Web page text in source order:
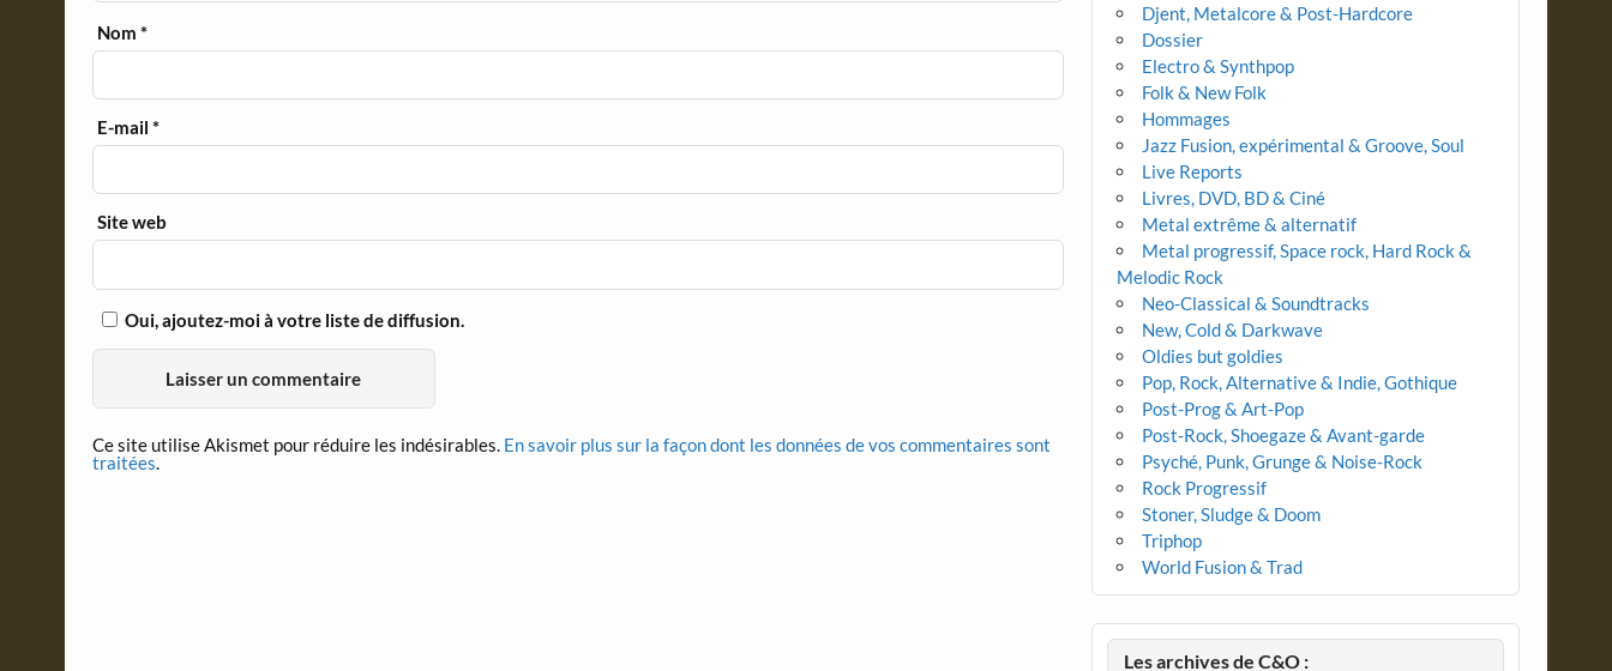
Nom*
E-mail*
Site web
Oui, ajoutez-moi à votre liste de diffusion.
Ce site utilise Akismet pour réduire les indésirables. En savoir plus sur la façon dont les données de vos commentaires sont
traitées.
Djent, Metalcore & Post-Hardcore
Dossier
Electro & Synthpop
Folk & New Folk
Hommages
Jazz Fusion, expérimental & Groove, Soul
Live Reports
Livres, DVD, BD & Ciné
Metal extrême & alternatif
Metal progressif, Space rock, Hard Rock &
Melodic Rock
Neo-Classical & Soundtracks
New, Cold & Darkwave
Oldies but goldies
Pop, Rock, Alternative & Indie, Gothique
Post-Prog & Art-Pop
Post-Rock, Shoegaze & Avant-garde
Psyché, Punk, Grunge & Noise-Rock
Rock Progressif
Stoner, Sludge & Doom
Triphop
World Fusion & Trad
Les archives de C&O :